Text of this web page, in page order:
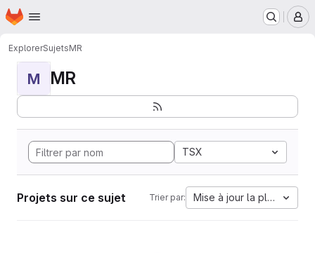
Passer au contenu principal
Page d'accueil
ExplorerSujetsMR
M MR
TSX
Projets sur ce sujet Trier par: Mise à jour la plus